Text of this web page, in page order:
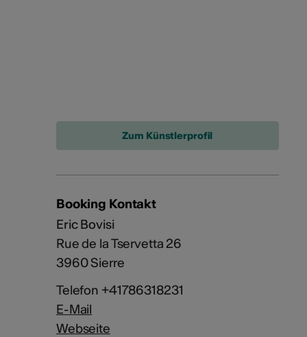
Zum Künstlerprofil
Booking Kontakt
Eric Bovisi
Rue de la Tservetta 26
3960 Sierre
Telefon +41786318231
E-Mail
Webseite